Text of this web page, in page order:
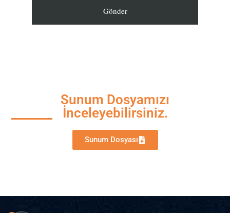
Sunum Dosyamızı
İnceleyebilirsiniz.
Sunum Dosyası